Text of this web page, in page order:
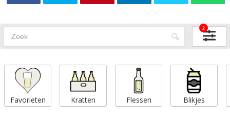
2
Favorieten Kratten Flessen Blikjes